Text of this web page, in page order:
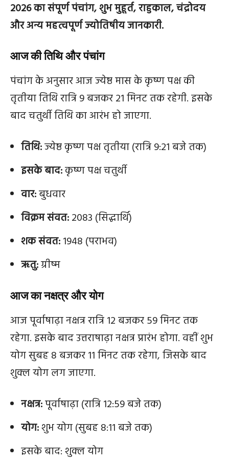
2026 का संपूर्ण पंचांग, शुभ मुहूर्त, राहुकाल, चंद्रोदय
और अन्य महत्वपूर्ण ज्योतिषीय जानकारी.
आज की तिथि और पंचांग
पंचांग के अनुसार आज ज्येष्ठ मास के कृष्ण पक्ष की
तृतीया तिथि रात्रि 9 बजकर 21 मिनट तक रहेगी. इसके
बाद चतुर्थी तिथि का आरंभ हो जाएगा.
तिथि:ज्येष्ठ कृष्ण पक्ष तृतीया (रात्रि 9:21 बजे तक)
इसके बाद:कृष्ण पक्ष चतुर्थी
वार:बुधवार
विक्रम संवत:2083 (सिद्धार्थि)
शक संवत:1948 (पराभव)
ऋतु:ग्रीष्म
आज का नक्षत्र और योग
आज पूर्वाषाढ़ा नक्षत्र रात्रि 12 बजकर 59 मिनट तक
रहेगा. इसके बाद उत्तराषाढ़ा नक्षत्र प्रारंभ होगा. वहीं शुभ
योग सुबह 8 बजकर 11 मिनट तक रहेगा, जिसके बाद
शुक्ल योग लग जाएगा.
नक्षत्र:पूर्वाषाढ़ा (रात्रि 12:59 बजे तक)
योग:शुभ योग (सुबह 8:11 बजे तक)
इसके बाद: शुक्ल योग